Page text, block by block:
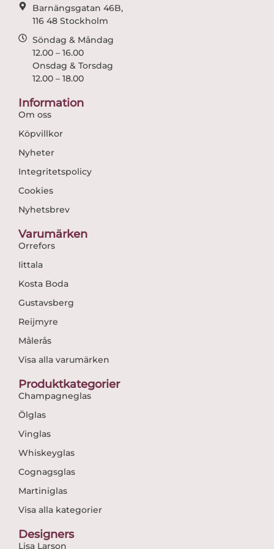
Barnängsgatan 46B,
116 48 Stockholm
Söndag & Måndag
12.00 – 16.00
Onsdag & Torsdag
12.00 – 18.00
Information
Om oss
Köpvillkor
Nyheter
Integritetspolicy
Cookies
Nyhetsbrev
Varumärken
Orrefors
Iittala
Kosta Boda
Gustavsberg
Reijmyre
Målerås
Visa alla varumärken
Produktkategorier
Champagneglas
Ölglas
Vinglas
Whiskeyglas
Cognagsglas
Martiniglas
Visa alla kategorier
Designers
Lisa Larson